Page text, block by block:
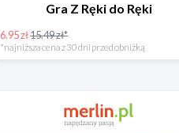
Gra Z Ręki do Ręki
6.95 zł15.49 zł*
*najniższa cena z 30 dni przed obniżką